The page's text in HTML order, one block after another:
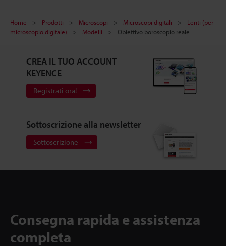
Home Prodotti Microscopi Microscopi digitali
Lenti (per
microscopio digitale)
Modelli Obiettivo boroscopio reale
CREA IL TUO ACCOUNT
KEYENCE
Registrati ora!
Sottoscrizione alla newsletter
Sottoscrizione
Consegna rapida e assistenza
completa